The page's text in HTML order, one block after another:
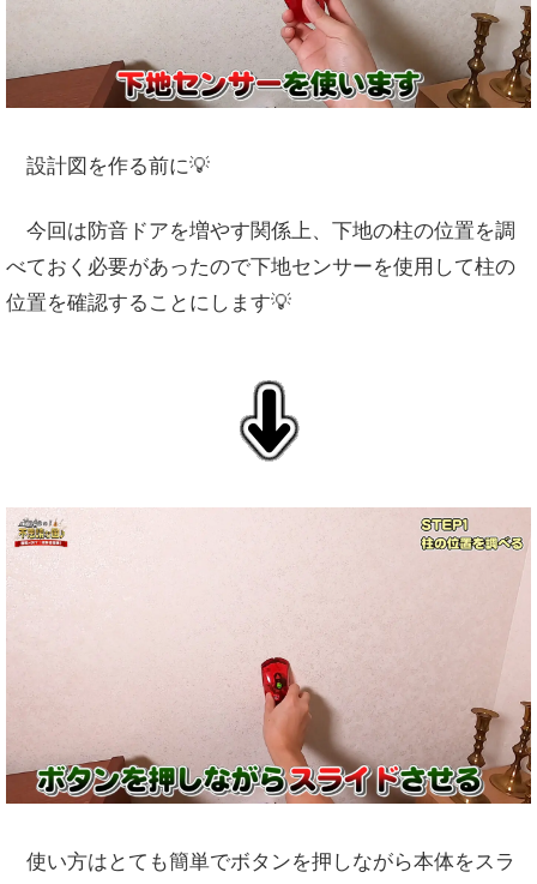
設計図を作る前に💡
今回は防音ドアを増やす関係上、下地の柱の位置を調
べておく必要があったので下地センサーを使用して柱の
位置を確認することにします💡
↓
使い方はとても簡単でボタンを押しながら本体をスラ